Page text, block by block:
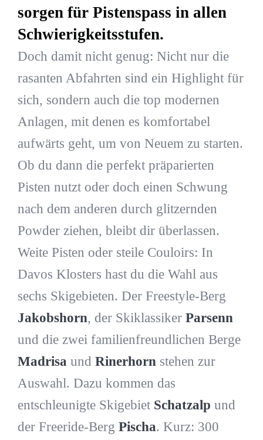
sorgen für Pistenspass in allen
Schwierigkeitsstufen.
Doch damit nicht genug: Nicht nur die
rasanten Abfahrten sind ein Highlight für
sich, sondern auch die top modernen
Anlagen, mit denen es komfortabel
aufwärts geht, um von Neuem zu starten.
Ob du dann die perfekt präparierten
Pisten nutzt oder doch einen Schwung
nach dem anderen durch glitzernden
Powder ziehen, bleibt dir überlassen.
Weite Pisten oder steile Couloirs: In
Davos Klosters hast du die Wahl aus
sechs Skigebieten. Der Freestyle-Berg
Jakobshorn, der Skiklassiker Parsenn
und die zwei familienfreundlichen Berge
Madrisa und Rinerhorn stehen zur
Auswahl. Dazu kommen das
entschleunigte Skigebiet Schatzalp und
der Freeride-Berg Pischa. Kurz: 300